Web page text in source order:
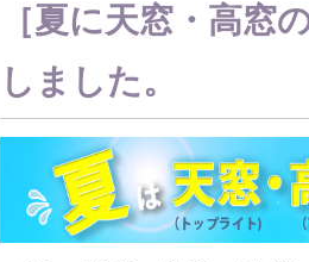
［夏に天窓・高窓
しました。